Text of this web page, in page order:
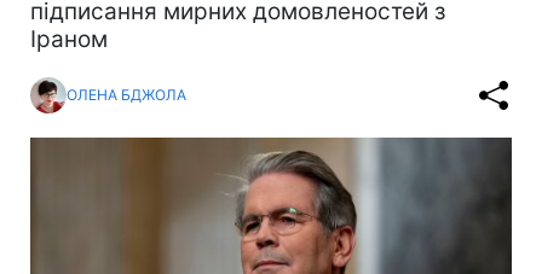
підписання мирних домовленостей з
Іраном
ОЛЕНА БДЖОЛА